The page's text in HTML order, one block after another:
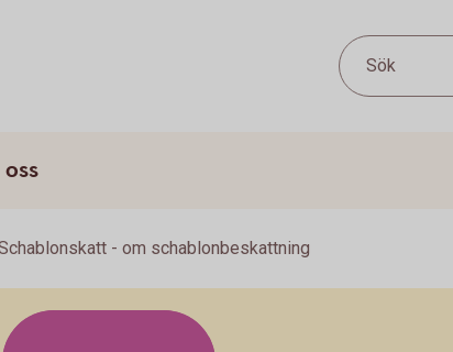
Sök
- om schablonbeskattning